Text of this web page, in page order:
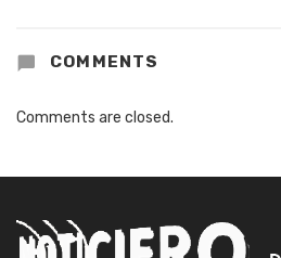
COMMENTS
Comments are closed.